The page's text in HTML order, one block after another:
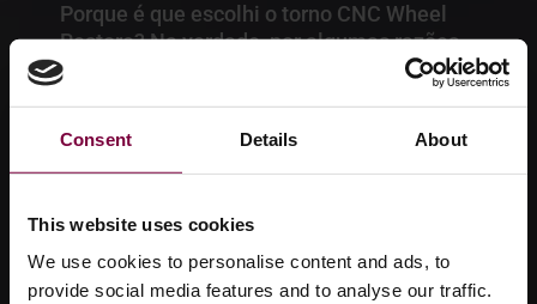
Consent Details About
This website uses cookies
We use cookies to personalise content and ads, to
provide social media features and to analyse our traffic.
Porque é que escolhi o torno CNC Wheel
Restore? Na verdade, por algumas razões,
duas das quais são o facto de a HBC
System ter desenvolvido e construído este
mercado global no sector, pelo que este
facto foi fundamental para mim. Também
com um dos principais membros da sua
equipa sediada no Reino Unido, pelo que a
escolha foi fácil.